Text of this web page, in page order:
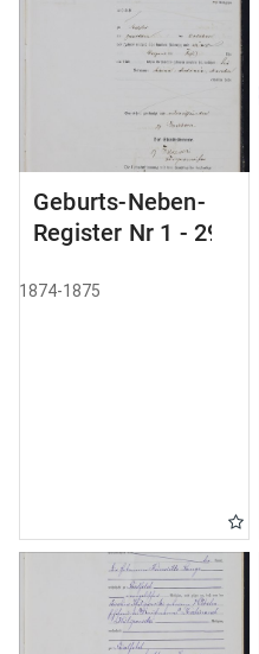
Geburts-Neben-
Register Nr 1 - 29
1874-1875